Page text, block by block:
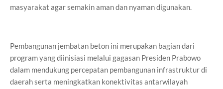
masyarakat agar semakin aman dan nyaman digunakan.
Pembangunan jembatan beton ini merupakan bagian dari
program yang diinisiasi melalui gagasan Presiden Prabowo
dalam mendukung percepatan pembangunan infrastruktur di
daerah serta meningkatkan konektivitas antarwilayah